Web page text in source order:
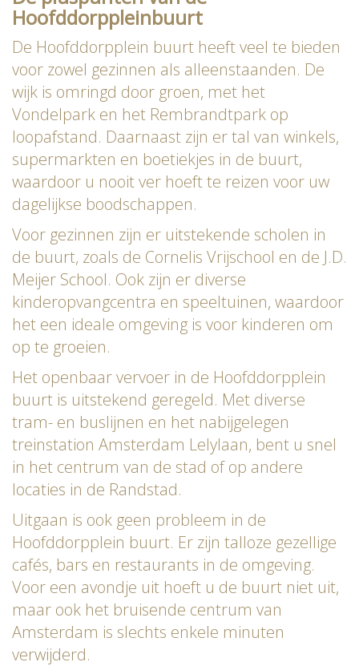
Hoofddorppleinbuurt
De Hoofddorpplein buurt heeft veel te bieden
voor zowel gezinnen als alleenstaanden. De
wijk is omringd door groen, met het
Vondelpark en het Rembrandtpark op
loopafstand. Daarnaast zijn er tal van winkels,
supermarkten en boetiekjes in de buurt,
waardoor u nooit ver hoeft te reizen voor uw
dagelijkse boodschappen.
Voor gezinnen zijn er uitstekende scholen in
de buurt, zoals de Cornelis Vrijschool en de J.D.
Meijer School. Ook zijn er diverse
kinderopvangcentra en speeltuinen, waardoor
het een ideale omgeving is voor kinderen om
op te groeien.
Het openbaar vervoer in de Hoofddorpplein
buurt is uitstekend geregeld. Met diverse
tram- en buslijnen en het nabijgelegen
treinstation Amsterdam Lelylaan, bent u snel
in het centrum van de stad of op andere
locaties in de Randstad.
Uitgaan is ook geen probleem in de
Hoofddorpplein buurt. Er zijn talloze gezellige
cafés, bars en restaurants in de omgeving.
Voor een avondje uit hoeft u de buurt niet uit,
maar ook het bruisende centrum van
Amsterdam is slechts enkele minuten
verwijderd.